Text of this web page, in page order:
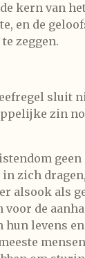
kern van
en de
zeggen.
sluit
zin
geen
zich
alsook als
de
hun levens